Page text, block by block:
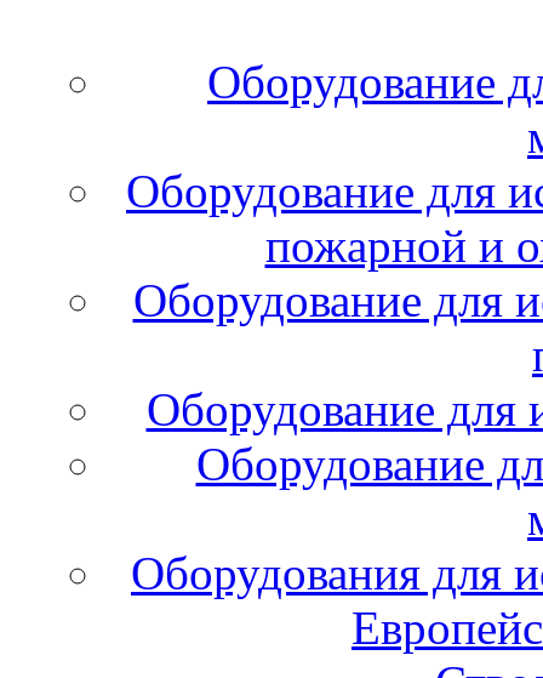
Оборудование
Оборудование для
пожарной и
Оборудование для
Оборудование для
Оборудование
Оборудования для